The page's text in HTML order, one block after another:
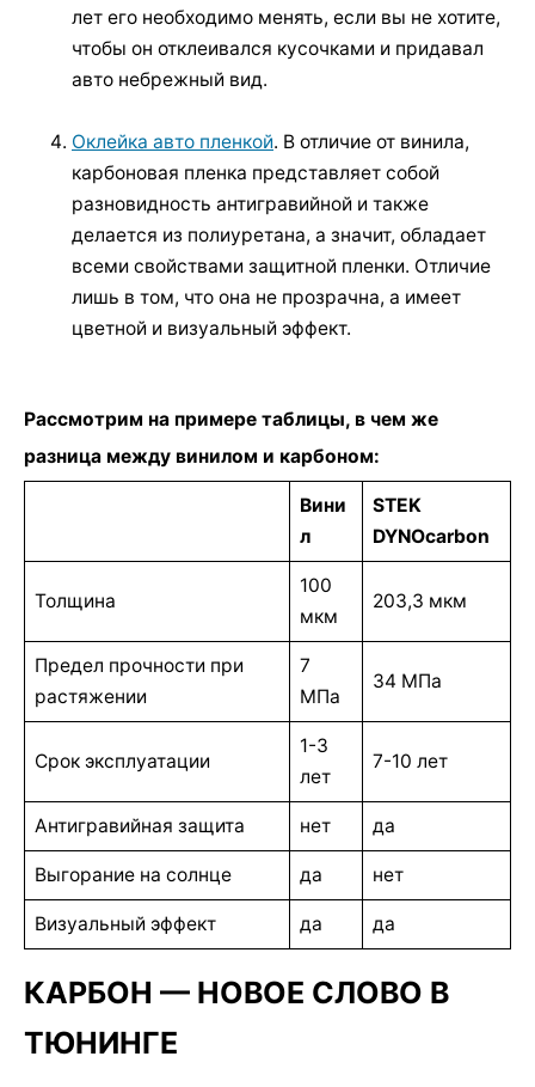
лет его необходимо менять, если вы не хотите,
чтобы он отклеивался кусочками и придавал
авто небрежный вид.
Оклейка авто пленкой. В отличие от винила,
карбоновая пленка представляет собой
разновидность антигравийной и также
делается из полиуретана, а значит, обладает
всеми свойствами защитной пленки. Отличие
лишь в том, что она не прозрачна, а имеет
цветной и визуальный эффект.
Рассмотрим на примере таблицы, в чем же
разница между винилом и карбоном:
Вини
л
STEK
DYNOcarbon
Толщина
100
мкм
203,3 мкм
Предел прочности при
растяжении
7
МПа
34 МПа
Срок эксплуатации
1-3
лет
7-10 лет
Антигравийная защита нет да
Выгорание на солнце да нет
Визуальный эффект да да
КАРБОН — НОВОЕ СЛОВО В
ТЮНИНГЕ